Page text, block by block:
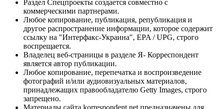
Раздел Спецпроекты создается совместно с
коммерческими партнерами.
Любое копирование, публикация, републикация и
другое распространение информации, которое содержит
ссылку на "Интерфакс-Украина", EPA / UPG, строго
воспрещается.
Владелец веб-страницы в разделе Я- Корреспондент
является автор публикации.
Любое копирование, перепечатка и воспроизведение
фотографий и/или аудиовизуальных материалов,
принадлежащих правообладателю Getty Images, строго
запрещено.
Материалы сайта korrespondent.net предназначены для